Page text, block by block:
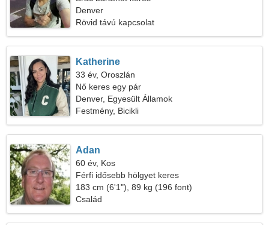
Denver
Rövid távú kapcsolat
Katherine
33 év, Oroszlán
Nő keres egy pár
Denver, Egyesült Államok
Festmény, Bicikli
Adan
60 év, Kos
Férfi idősebb hölgyet keres
183 cm (6'1"), 89 kg (196 font)
Család